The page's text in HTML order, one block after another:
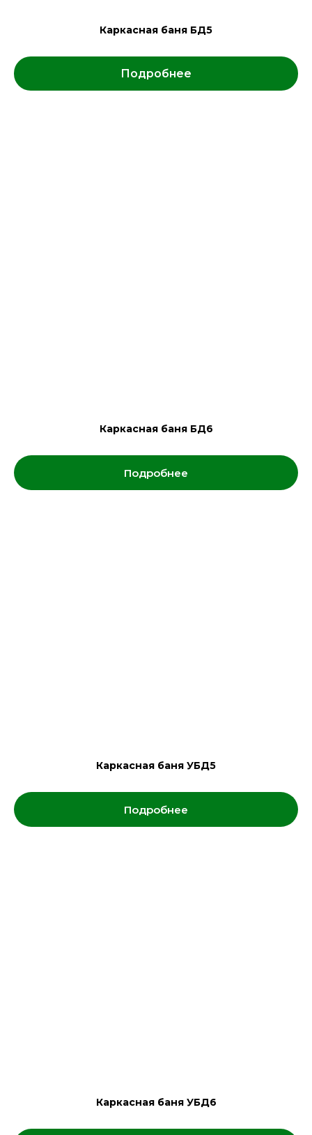
Каркасная баня БД5
Подробнее
Каркасная баня БД6
Подробнее
Каркасная баня УБД5
Подробнее
Каркасная баня УБД6